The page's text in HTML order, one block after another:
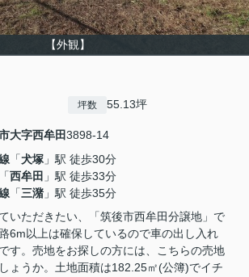
【外観】
坪数 55.13坪
大字西牟田3898-14
「犬塚 」駅 徒歩30分
「西牟田 」駅 徒歩33分
「三潴 」駅 徒歩35分
いただきたい、「筑後市西牟田分譲地」で
6m以上は確保しているので車の出し入れ
す。売地をお探しの方には、こちらの売地
ょうか。土地面積は182.25㎡(公簿)でイチ